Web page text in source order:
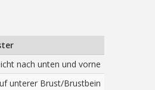
nach unten und vorne
unterer Brust/Brustbein